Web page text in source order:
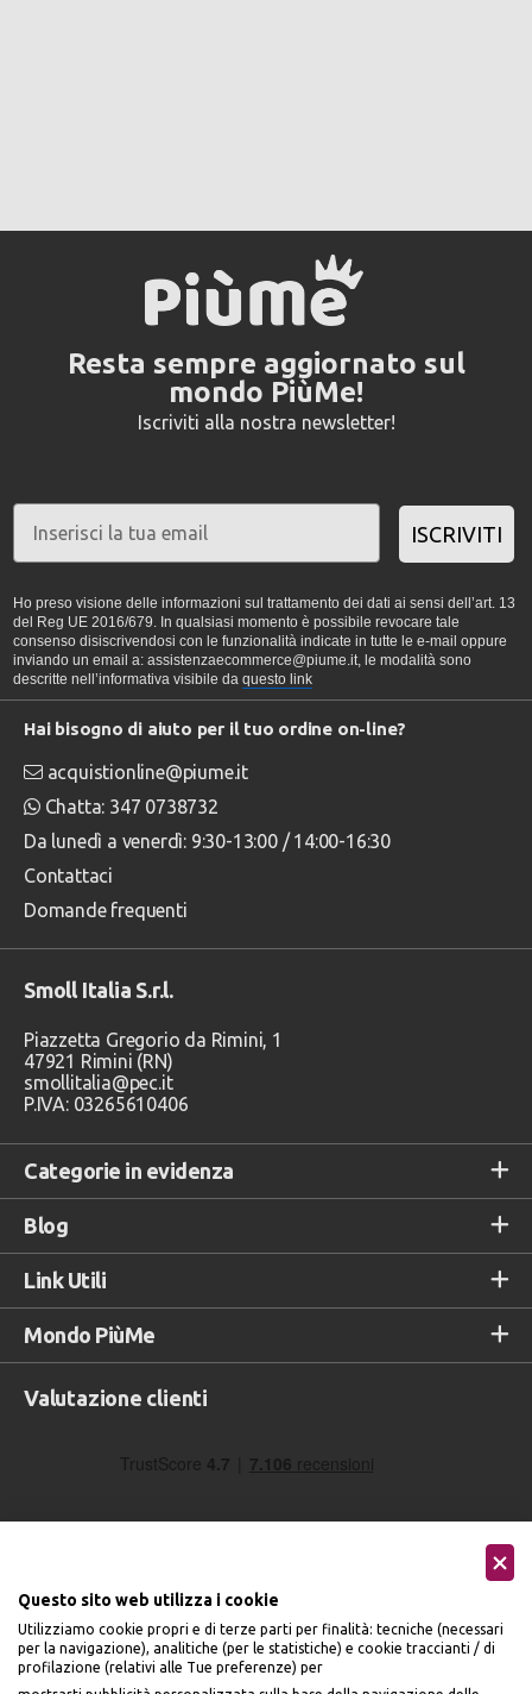
Resta sempre aggiornato sul
mondo PiùMe!
Iscriviti alla nostra newsletter!
ISCRIVITI
Ho preso visione delle informazioni sul trattamento dei dati ai sensi dell’art. 13
del Reg UE 2016/679. In qualsiasi momento è possibile revocare tale
consenso disiscrivendosi con le funzionalità indicate in tutte le e-mail oppure
inviando un email a: assistenzaecommerce@piume.it, le modalità sono
descritte nell’informativa visibile da questo link
Categorie in evidenza
Blog
Link Utili
Mondo PiùMe
Hai bisogno di aiuto per il tuo ordine on-line?
acquistionline@piume.it
Chatta: 347 0738732
Da lunedì a venerdì: 9:30-13:00 / 14:00-16:30
Contattaci
Domande frequenti
Smoll Italia S.r.l.
Piazzetta Gregorio da Rimini, 1
47921 Rimini (RN)
smollitalia@pec.it
P.IVA: 03265610406
Valutazione clienti
Seguici sui social
Questo sito web utilizza i cookie
Utilizziamo cookie propri e di terze parti per finalità: tecniche (necessari
per la navigazione), analitiche (per le statistiche) e cookie traccianti / di
profilazione (relativi alle Tue preferenze) per